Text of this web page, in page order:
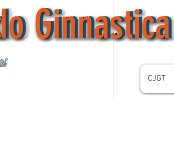
CJGT
Ginnastica
Ginnastica